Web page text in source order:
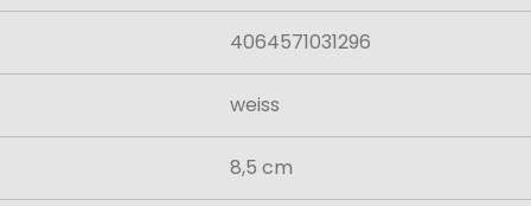
4064571031296
weiss
8,5 cm